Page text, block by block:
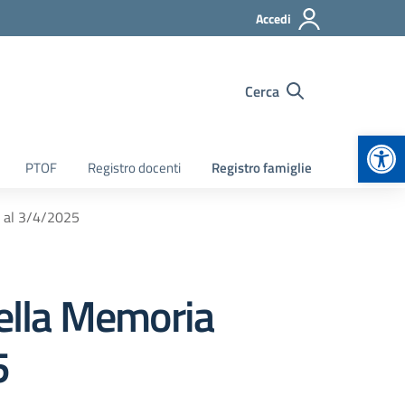
Accedi
Cerca
PTOF Registro docenti Registro famiglie
al 3/4/2025
Memoria